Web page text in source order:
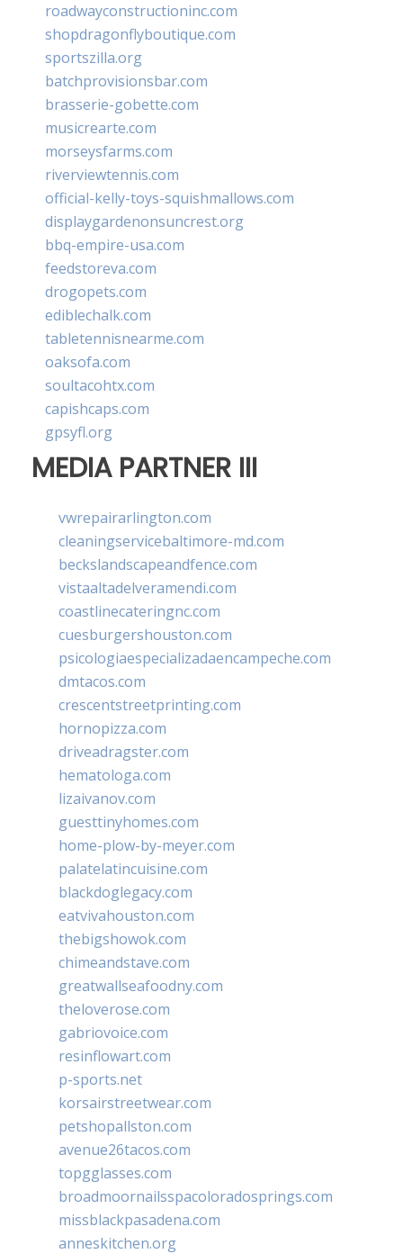
roadwayconstructioninc.com
shopdragonflyboutique.com
sportszilla.org
batchprovisionsbar.com
brasserie-gobette.com
musicrearte.com
morseysfarms.com
riverviewtennis.com
official-kelly-toys-squishmallows.com
displaygardenonsuncrest.org
bbq-empire-usa.com
feedstoreva.com
drogopets.com
ediblechalk.com
tabletennisnearme.com
oaksofa.com
soultacohtx.com
capishcaps.com
gpsyfl.org
MEDIA PARTNER III
vwrepairarlington.com
cleaningservicebaltimore-md.com
beckslandscapeandfence.com
vistaaltadelveramendi.com
coastlinecateringnc.com
cuesburgershouston.com
psicologiaespecializadaencampeche.com
dmtacos.com
crescentstreetprinting.com
hornopizza.com
driveadragster.com
hematologa.com
lizaivanov.com
guesttinyhomes.com
home-plow-by-meyer.com
palatelatincuisine.com
blackdoglegacy.com
eatvivahouston.com
thebigshowok.com
chimeandstave.com
greatwallseafoodny.com
theloverose.com
gabriovoice.com
resinflowart.com
p-sports.net
korsairstreetwear.com
petshopallston.com
avenue26tacos.com
topgglasses.com
broadmoornailsspacoloradosprings.com
missblackpasadena.com
anneskitchen.org